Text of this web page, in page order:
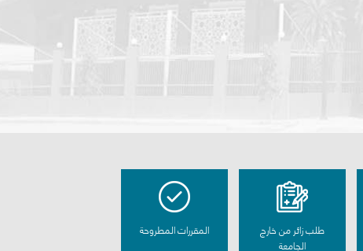
طلب زائر من خارج
الجامعة
المقررات المطروحة